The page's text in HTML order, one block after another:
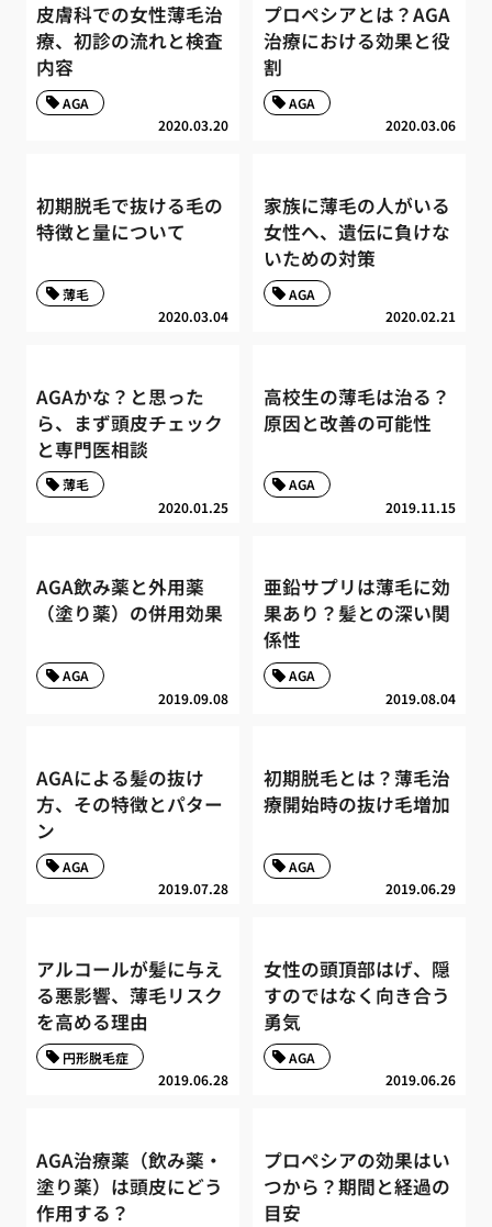
皮膚科での女性薄毛治
療、初診の流れと検査
内容
2020.03.20
AGA
プロペシアとは？AGA
治療における効果と役
割
2020.03.06
AGA
初期脱毛で抜ける毛の
特徴と量について
2020.03.04
薄毛
家族に薄毛の人がいる
女性へ、遺伝に負けな
いための対策
2020.02.21
AGA
AGAかな？と思った
ら、まず頭皮チェック
と専門医相談
2020.01.25
薄毛
高校生の薄毛は治る？
原因と改善の可能性
2019.11.15
AGA
AGA飲み薬と外用薬
（塗り薬）の併用効果
2019.09.08
AGA
亜鉛サプリは薄毛に効
果あり？髪との深い関
係性
2019.08.04
AGA
AGAによる髪の抜け
方、その特徴とパター
ン
2019.07.28
AGA
初期脱毛とは？薄毛治
療開始時の抜け毛増加
2019.06.29
AGA
アルコールが髪に与え
る悪影響、薄毛リスク
を高める理由
2019.06.28
円形脱毛症
女性の頭頂部はげ、隠
すのではなく向き合う
勇気
2019.06.26
AGA
AGA治療薬（飲み薬・
塗り薬）は頭皮にどう
作用する？
プロペシアの効果はい
つから？期間と経過の
目安